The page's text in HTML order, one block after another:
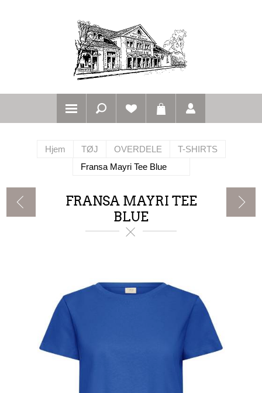
Hjem TØJ OVERDELE
T-SHIRTS
Fransa Mayri Tee Blue
FRANSA MAYRI TEE
BLUE